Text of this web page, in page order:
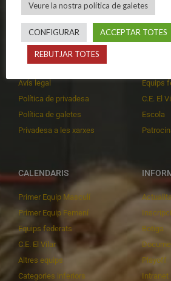
CLUB
Història
Organització
Avís legal
Política de privadesa
Política de galetes
Privadesa a les xarxes
EQUIPS
Primer
Equips
C.E. El
Escola
CALENDARIS
Primer Equip Masculí
Primer Equip Femení
Equips federats
C.E. El Vilar
Altres equips
Categories inferiors
Botiga
Playoff
Intranet
Veure la nostra política de galetes
CONFIGURAR ACCEPTAR TOTES
REBUTJAR TOTES